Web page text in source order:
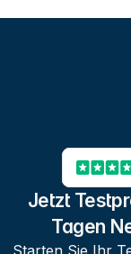
Jetzt
Tagen
Starten Sie Ihr